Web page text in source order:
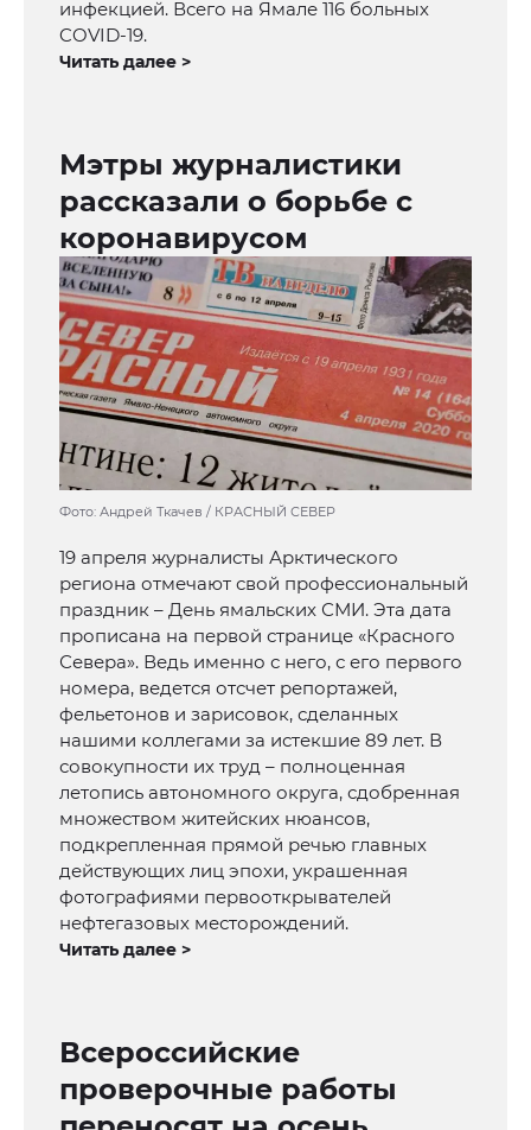
инфекцией. Всего на Ямале 116 больных
COVID-19.
Читать далее >
Мэтры журналистики
рассказали о борьбе с
коронавирусом
Фото: Андрей Ткачев / КРАСНЫЙ СЕВЕР
19 апреля журналисты Арктического
региона отмечают свой профессиональный
праздник – День ямальских СМИ. Эта дата
прописана на первой странице «Красного
Севера». Ведь именно с него, с его первого
номера, ведется отсчет репортажей,
фельетонов и зарисовок, сделанных
нашими коллегами за истекшие 89 лет. В
совокупности их труд – полноценная
летопись автономного округа, сдобренная
множеством житейских нюансов,
подкрепленная прямой речью главных
действующих лиц эпохи, украшенная
фотографиями первооткрывателей
нефтегазовых месторождений.
Читать далее >
Всероссийские
проверочные работы